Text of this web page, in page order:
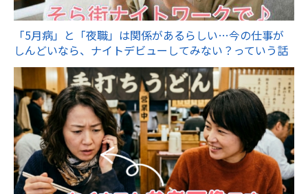
「5月病」と「夜職」は関係があるらしい…今の仕事が
しんどいなら、ナイトデビューしてみない？っていう話